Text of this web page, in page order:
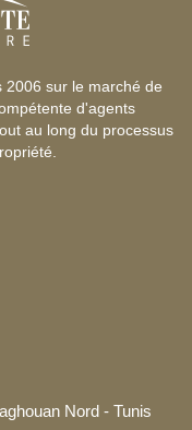
2006 sur le marché de
d'agents
au long du processus
Nord - Tunis